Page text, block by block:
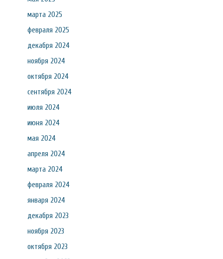
марта 2025
февраля 2025
декабря 2024
ноября 2024
октября 2024
сентября 2024
июля 2024
июня 2024
мая 2024
апреля 2024
марта 2024
февраля 2024
января 2024
декабря 2023
ноября 2023
октября 2023